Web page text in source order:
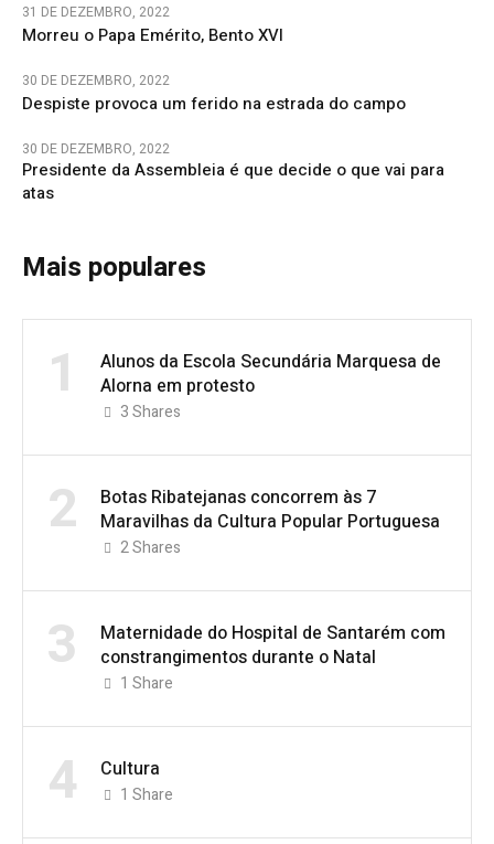
31 DE DEZEMBRO, 2022
Morreu o Papa Emérito, Bento XVI
30 DE DEZEMBRO, 2022
Despiste provoca um ferido na estrada do campo
30 DE DEZEMBRO, 2022
Presidente da Assembleia é que decide o que vai para
atas
Mais populares
1
Alunos da Escola Secundária Marquesa de
Alorna em protesto
3Shares
2
Botas Ribatejanas concorrem às 7
Maravilhas da Cultura Popular Portuguesa
2Shares
3
Maternidade do Hospital de Santarém com
constrangimentos durante o Natal
1 Share
4 Cultura
1 Share